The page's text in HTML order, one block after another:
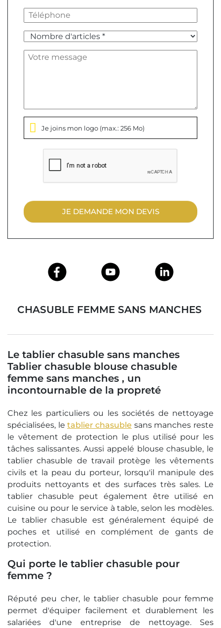
Je joins mon logo (max.: 256 Mo)
JE DEMANDE MON DEVIS
TABLIER CHASUBLE BLOUSE CHASUBLE FEMME SANS MANCHES
Le tablier chasuble sans manches
Tablier chasuble blouse chasuble
femme sans manches , un
incontournable de la propreté
Chez les particuliers ou les sociétés de nettoyage
spécialisées, le tablier chasuble sans manches reste
le vêtement de protection le plus utilisé pour les
tâches salissantes. Aussi appelé blouse chasuble, le
tablier chasuble de travail protège les vêtements
civils et la peau du porteur, lorsqu'il manipule des
produits nettoyants et des surfaces très sales. Le
tablier chasuble peut également être utilisé en
cuisine ou pour le service à table, selon les modèles.
Le tablier chasuble est généralement équipé de
poches et utilisé en complément de gants de
protection.
Qui porte le tablier chasuble pour
femme ?
Réputé peu cher, le tablier chasuble pour femme
permet d'équiper facilement et durablement les
salariées d'une entreprise de nettoyage. Ses